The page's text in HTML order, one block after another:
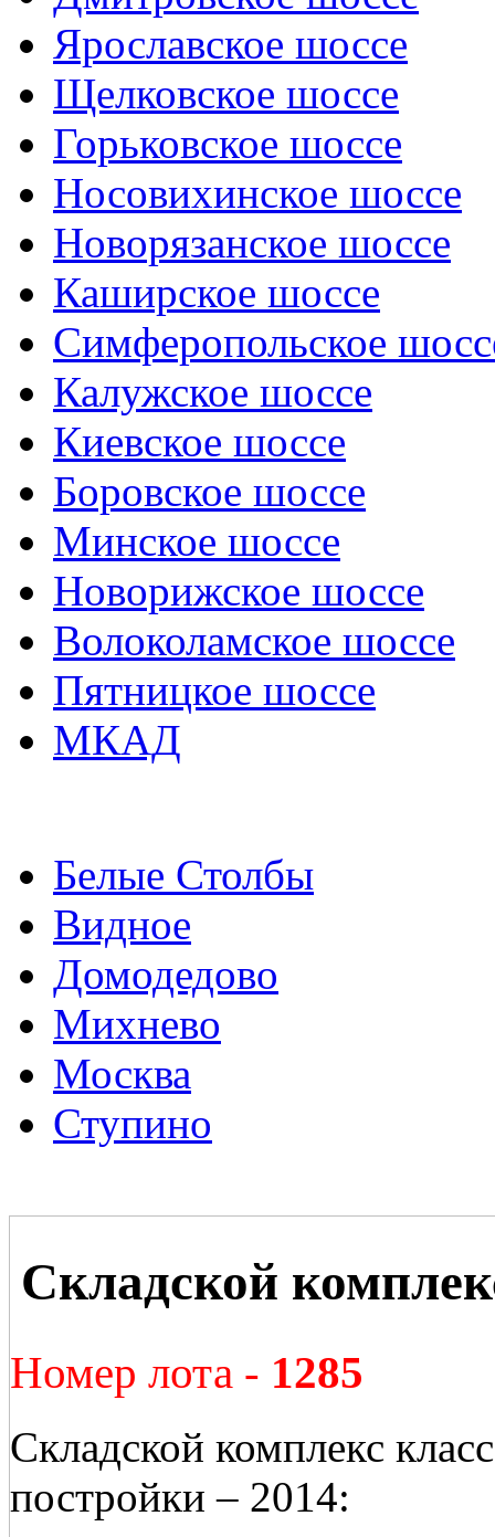
Ярославское шоссе
Щелковское шоссе
Горьковское шоссе
Носовихинское шоссе
Новорязанское шоссе
Каширское шоссе
Симферопольское
Калужское шоссе
Киевское шоссе
Боровское шоссе
Минское шоссе
Новорижское шоссе
Волоколамское шоссе
Пятницкое шоссе
МКАД
Белые Столбы
Видное
Домодедово
Михнево
Москва
Ступино
Складской
Номер лота - 1285
Складской комплекс
постройки – 2014: